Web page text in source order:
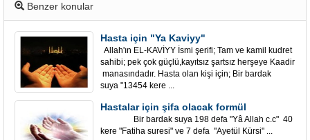
Benzer konular
Hasta için "Ya Kaviyy"
Allah'ın EL-KAVİYY İsmi şerifi; Tam ve kamil kudret
sahibi; pek çok güçlü,kayıtsız şartsız herşeye Kaadir
manasındadır. Hasta olan kişi için; Bir bardak
suya "13454 kere ...
Hastalar için şifa olacak formül
Bir bardak suya 198 defa "Yâ Allah c.c" 40
kere "Fatiha suresi" ve 7 defa "Ayetül Kürsi" ...